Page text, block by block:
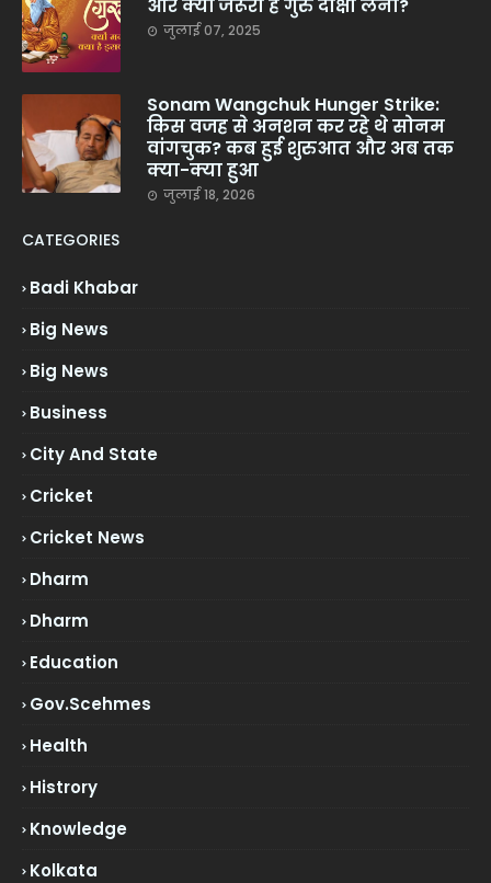
और क्यों जरूरी है गुरु दीक्षा लेना?
जुलाई 07, 2025
Sonam Wangchuk Hunger Strike:
किस वजह से अनशन कर रहे थे सोनम
वांगचुक? कब हुई शुरुआत और अब तक
क्या-क्या हुआ
जुलाई 18, 2026
CATEGORIES
Badi Khabar
Big News
Big News
Business
City And State
Cricket
Cricket News
Dharm
Dharm
Education
Gov.scehmes
Health
Histrory
Knowledge
Kolkata